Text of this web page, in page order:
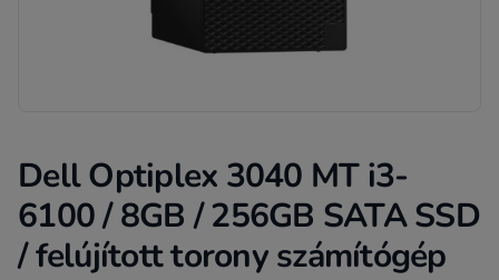
Dell Optiplex 3040 MT i3-
6100 / 8GB / 256GB SATA SSD
/ felújított torony számítógép